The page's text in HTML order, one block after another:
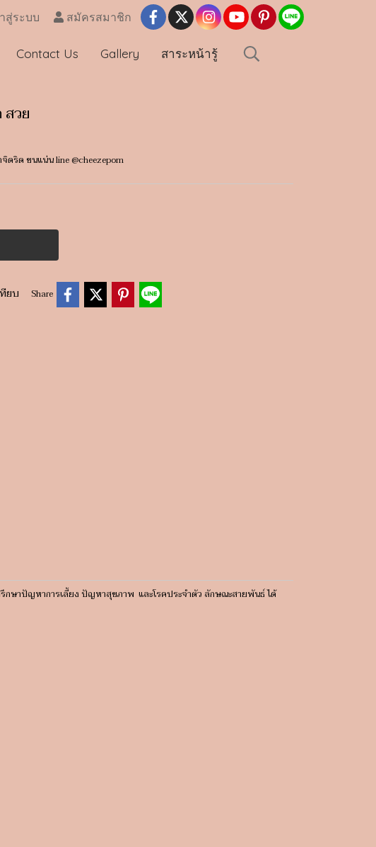
สู่ระบบ สมัครสมาชิก
Contact Us Gallery สาระหน้ารู้
สวย
ริด ขนแน่น line @cheezepom
ยบ Share
รึกษาปัญหาการเลี้ยง ปัญหาสุขภาพ และโรคประจำตัว ลักษณะสายพันธ์ ได้